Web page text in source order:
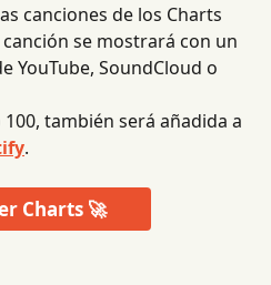
canciones de los Charts
se mostrará con un
YouTube, SoundCloud o
también será añadida a
.
Charts 🚀